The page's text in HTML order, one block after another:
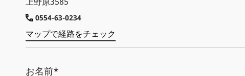
0554-63-0234
マップで経路をチェック
お名前*